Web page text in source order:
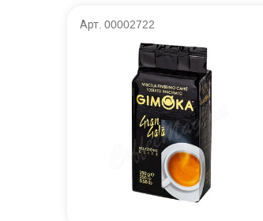
Арт. 00002722